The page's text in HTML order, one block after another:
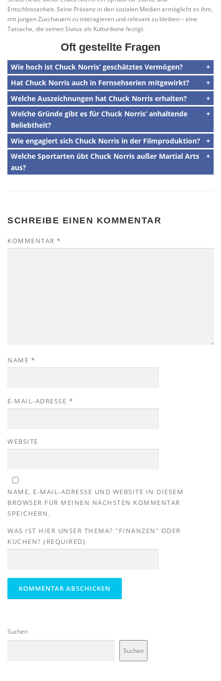
Entschlossenheit. Seine Präsenz in den sozialen Medien ermöglicht es ihm,
mit jungen Zuschauern zu interagieren und relevant zu bleiben – eine
Tatsache, die seinen Status als Kulturikone festigt.
Oft gestellte Fragen
Wie hoch ist Chuck Norris‘ geschätztes Vermögen?
Hat Chuck Norris auch in Fernsehserien mitgewirkt?
Welche Auszeichnungen hat Chuck Norris erhalten?
Welche Gründe gibt es für Chuck Norris‘ anhaltende
Beliebtheit?
Wie engagiert sich Chuck Norris in der Filmproduktion?
Welche Sportarten übt Chuck Norris außer Martial Arts
aus?
SCHREIBE EINEN KOMMENTAR
KOMMENTAR *
NAME *
E-MAIL-ADRESSE *
WEBSITE
NAME, E-MAIL-ADRESSE UND WEBSITE IN DIESEM
BROWSER FÜR MEINEN NÄCHSTEN KOMMENTAR
SPEICHERN.
WAS IST HIER UNSER THEMA? "FINANZEN" ODER
KUCHEN? (REQUIRED)
Suchen
Suchen